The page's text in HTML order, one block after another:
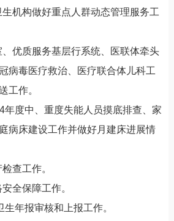
机构做好重点人群动态管理服务工
优质服务基层行系统、医联体牵头
病毒医疗救治、医疗联合体儿科工
工作。
年度中、重度失能人员摸底排查、家
病床建设工作并做好月建床进展情
查工作。
全保障工作。
年报审核和上报工作。